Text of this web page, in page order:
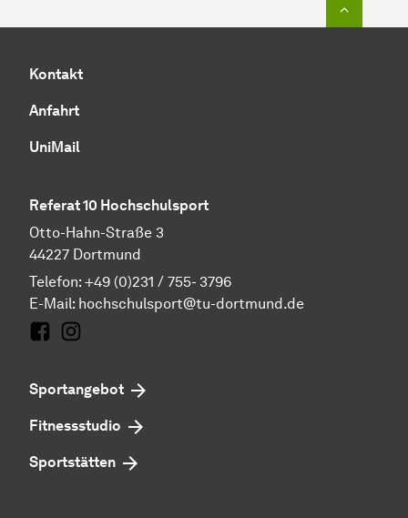
Kontakt
Anfahrt
UniMail
Referat 10 Hochschulsport
Otto-Hahn-Straße 3
44227 Dortmund
Telefon: +49 (0)231 / 755- 3796
E-Mail: hochschulsport@tu-dortmund.de
Sportangebot
Fitnessstudio
Sportstätten